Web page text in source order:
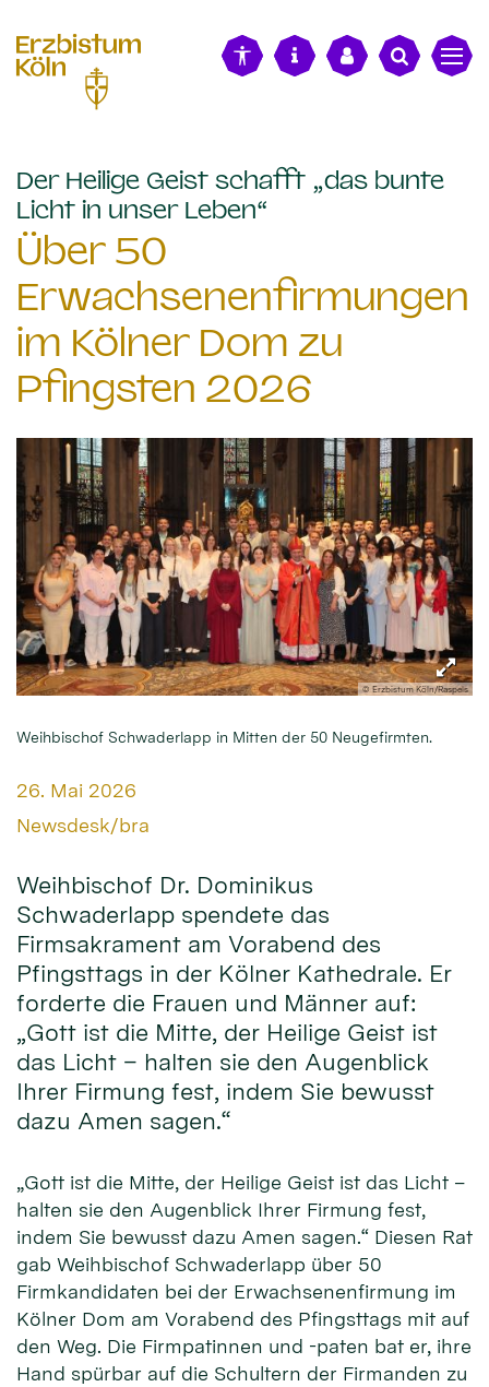
Der Heilige Geist schafft „das bunte
Licht in unser Leben“
Über 50
Erwachsenenfirmungen
im Kölner Dom zu
Pfingsten 2026
© Erzbistum Köln/Raspels
Weihbischof Schwaderlapp in Mitten der 50 Neugefirmten.
Datum:
26. Mai 2026
Von:
Newsdesk/bra
Weihbischof Dr. Dominikus
Schwaderlapp spendete das
Firmsakrament am Vorabend des
Pfingsttags in der Kölner Kathedrale. Er
forderte die Frauen und Männer auf:
„Gott ist die Mitte, der Heilige Geist ist
das Licht – halten sie den Augenblick
Ihrer Firmung fest, indem Sie bewusst
dazu Amen sagen.“
„Gott ist die Mitte, der Heilige Geist ist das Licht –
halten sie den Augenblick Ihrer Firmung fest,
indem Sie bewusst dazu Amen sagen.“ Diesen Rat
gab Weihbischof Schwaderlapp über 50
Firmkandidaten bei der Erwachsenenfirmung im
Kölner Dom am Vorabend des Pfingsttags mit auf
den Weg. Die Firmpatinnen und -paten bat er, ihre
Hand spürbar auf die Schultern der Firmanden zu